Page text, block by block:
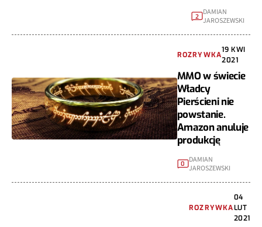
2
DAMIAN
JAROSZEWSKI
ROZRYWKA
19 KWI
2021
MMO w świecie
Władcy
Pierścieni nie
powstanie.
Amazon anuluje
produkcję
0
DAMIAN
JAROSZEWSKI
ROZRYWKA
04
LUT
2021